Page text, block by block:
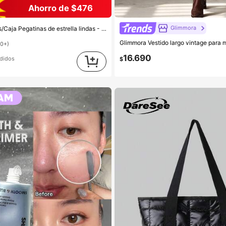
Ahorro de $476
en la piel, fáciles de aplicar, resistentes al agua, ideales para decoraciones de fiesta, pegatinas faciales, espejos de maquillaje, adecuadas para maquillaje, decoración de habitaciones, tocador, viajes, dormitorio, accesorios de maquillaje, colores: rosa, negro, amarillo, blanco, verde, multicolor, tono de piel. Incluye 1 paquete de 40 piezas/hoja Glimmora
$16.690